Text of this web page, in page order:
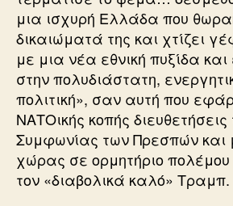
μια ισχυρή Ελλάδα που
δικαιώματά της και χτίζει
με μια νέα εθνική πυξίδα
στην πολυδιάστατη,
πολιτική», σαν αυτή που
ΝΑΤΟικής κοπής διευθετήσεις
Συμφωνίας των Πρεσπών και
χώρας σε ορμητήριο πολέμου
τον «διαβολικά καλό» Τραμπ.